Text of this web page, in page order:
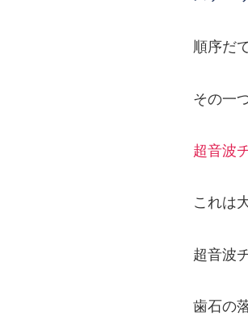
順序だ
その一
超音波
これは
超音波
歯石の